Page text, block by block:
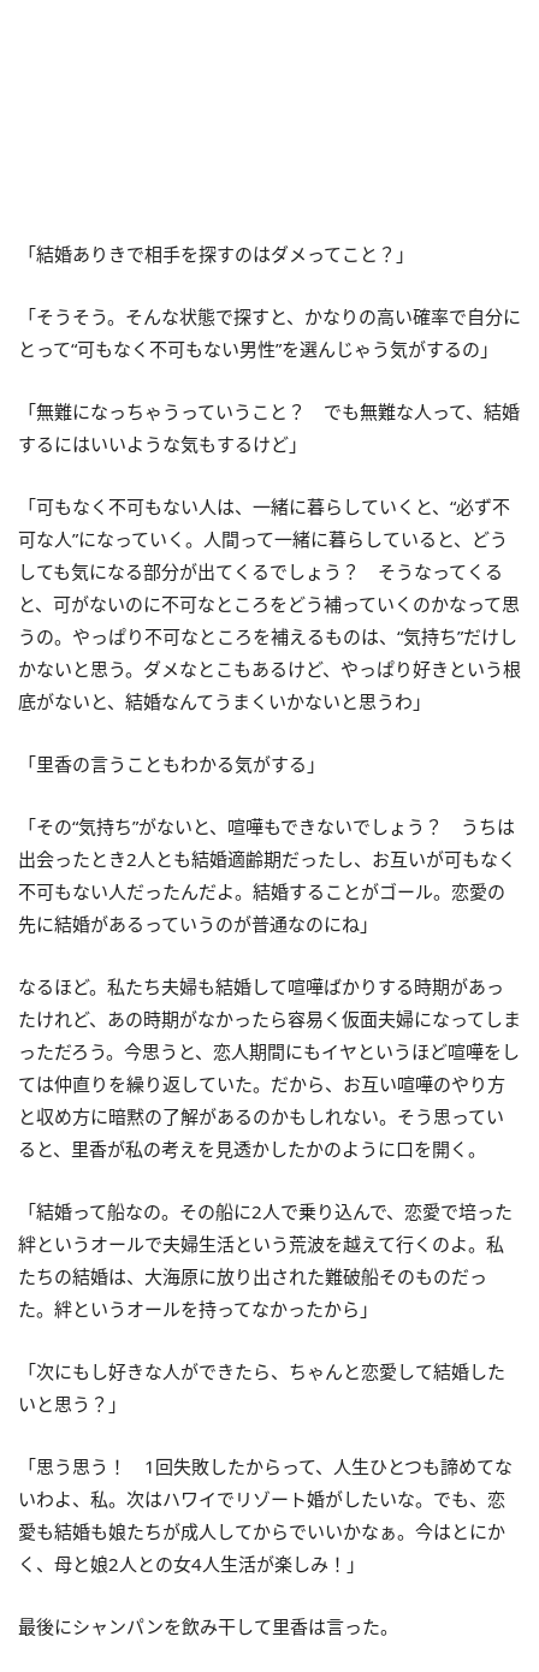
「結婚ありきで相手を探すのはダメってこと？」
「そうそう。そんな状態で探すと、かなりの高い確率で自分に
とって“可もなく不可もない男性”を選んじゃう気がするの」
「無難になっちゃうっていうこと？ でも無難な人って、結婚
するにはいいような気もするけど」
「可もなく不可もない人は、一緒に暮らしていくと、“必ず不
可な人”になっていく。人間って一緒に暮らしていると、どう
しても気になる部分が出てくるでしょう？ そうなってくる
と、可がないのに不可なところをどう補っていくのかなって思
うの。やっぱり不可なところを補えるものは、“気持ち”だけし
かないと思う。ダメなとこもあるけど、やっぱり好きという根
底がないと、結婚なんてうまくいかないと思うわ」
「里香の言うこともわかる気がする」
「その“気持ち”がないと、喧嘩もできないでしょう？ うちは
出会ったとき2人とも結婚適齢期だったし、お互いが可もなく
不可もない人だったんだよ。結婚することがゴール。恋愛の
先に結婚があるっていうのが普通なのにね」
なるほど。私たち夫婦も結婚して喧嘩ばかりする時期があっ
たけれど、あの時期がなかったら容易く仮面夫婦になってしま
っただろう。今思うと、恋人期間にもイヤというほど喧嘩をし
ては仲直りを繰り返していた。だから、お互い喧嘩のやり方
と収め方に暗黙の了解があるのかもしれない。そう思ってい
ると、里香が私の考えを見透かしたかのように口を開く。
「結婚って船なの。その船に2人で乗り込んで、恋愛で培った
絆というオールで夫婦生活という荒波を越えて行くのよ。私
たちの結婚は、大海原に放り出された難破船そのものだっ
た。絆というオールを持ってなかったから」
「次にもし好きな人ができたら、ちゃんと恋愛して結婚した
いと思う？」
「思う思う！ 1回失敗したからって、人生ひとつも諦めてな
いわよ、私。次はハワイでリゾート婚がしたいな。でも、恋
愛も結婚も娘たちが成人してからでいいかなぁ。今はとにか
く、母と娘2人との女4人生活が楽しみ！」
最後にシャンパンを飲み干して里香は言った。